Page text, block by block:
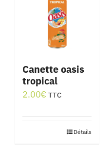
Canette oasis
tropical
2.00€ TTC
Détails